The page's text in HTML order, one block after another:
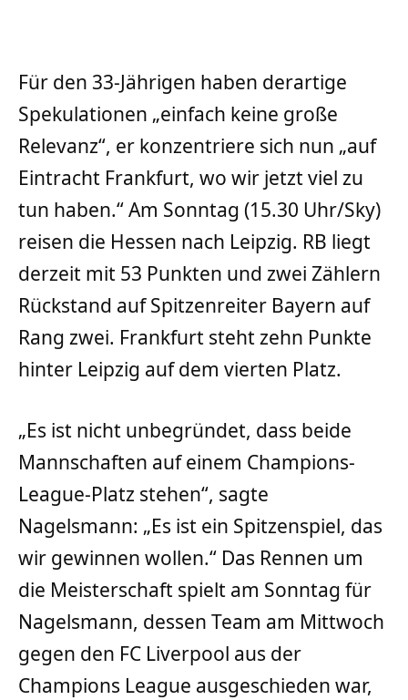
Für den 33-Jährigen haben derartige
Spekulationen „einfach keine große
Relevanz“, er konzentriere sich nun „auf
Eintracht Frankfurt, wo wir jetzt viel zu
tun haben.“ Am Sonntag (15.30 Uhr/Sky)
reisen die Hessen nach Leipzig. RB liegt
derzeit mit 53 Punkten und zwei Zählern
Rückstand auf Spitzenreiter Bayern auf
Rang zwei. Frankfurt steht zehn Punkte
hinter Leipzig auf dem vierten Platz.
„Es ist nicht unbegründet, dass beide
Mannschaften auf einem Champions-
League-Platz stehen“, sagte
Nagelsmann: „Es ist ein Spitzenspiel, das
wir gewinnen wollen.“ Das Rennen um
die Meisterschaft spielt am Sonntag für
Nagelsmann, dessen Team am Mittwoch
gegen den FC Liverpool aus der
Champions League ausgeschieden war,